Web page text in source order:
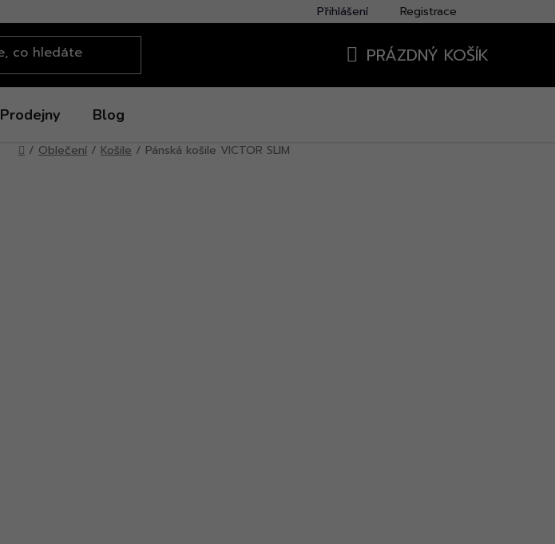
Přihlášení Registrace
PRÁZDNÝ KOŠÍK
Prodejny Blog
Domů
/ Oblečení / Košile / Pánská košile VICTOR SLIM